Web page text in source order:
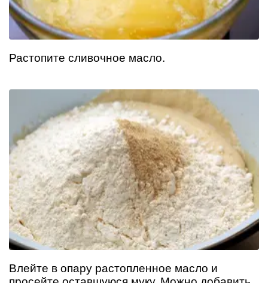
Растопите сливочное масло.
Влейте в опару растопленное масло и